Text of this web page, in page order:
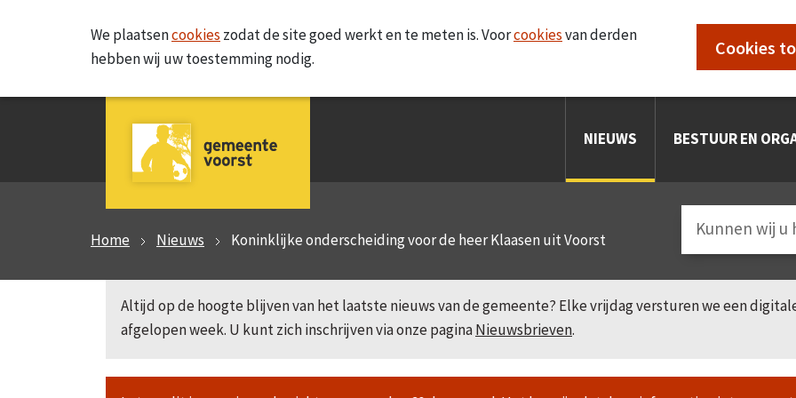
We plaatsencookies zodat de site goed werkt en te meten is. Voorcookiesvan derden
hebben wij uw toestemming nodig.
Cookies
NIEUWS BESTUUR EN
Home Nieuws Koninklijke onderscheiding voor de heer Klaasen uit Voorst
Altijd op de hoogte blijven van het laatste nieuws van de gemeente? Elke vrijdag versturen we een
afgelopen week. U kunt zich inschrijven via onze paginaNieuwsbrieven.